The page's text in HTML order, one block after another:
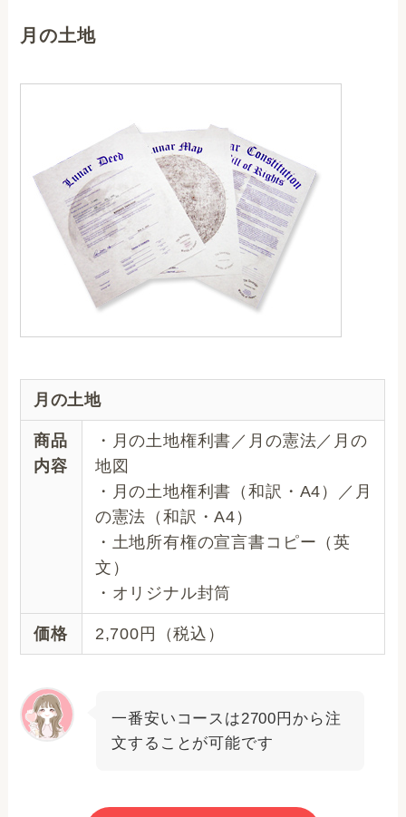
月の土地
月の土地
商品
内容
・月の土地権利書／月の憲法／月の
地図
・月の土地権利書（和訳・A4）／月
の憲法（和訳・A4）
・土地所有権の宣言書コピー（英
文）
・オリジナル封筒
価格 2,700円（税込）
一番安いコースは2700円から注
文することが可能です